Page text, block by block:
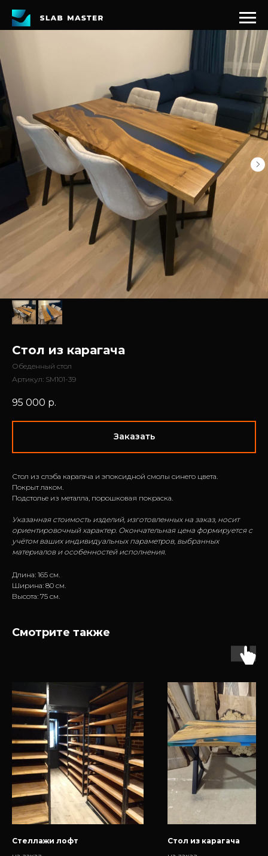
Стол из карагача
Обеденный стол
Артикул: SM101-39
95 000 р.
Заказать
Стол из слэба карагача и эпоксидной смолы синего цвета.
Покрыт лаком.
Подстолье из металла, порошковая покраска.
Указанная стоимость изделий, изготовленных на заказ, носит
ориентировочный характер. Окончательная цена формируется с
учётом ваших индивидуальных параметров, выбранных
материалов и особенностей исполнения.
Длина: 165 см.
Ширина: 80 см.
Высота: 75 см.
Смотрите также
Стеллажи лофт
Стол из карагача